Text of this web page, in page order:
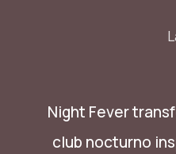
Night Fever
club nocturno